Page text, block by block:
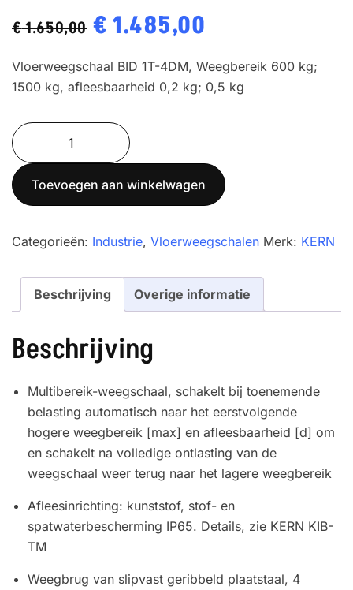
€1.650,00 Oorspronkelijke
prijs
was:
€ 1.650,00.
€1.485,00
prijs
is:
Vloerweegschaal BID 1T-4DM, Weegbereik 600 kg;
1500 kg, afleesbaarheid 0,2 kg; 0,5 kg
Vloerweegschaal
KERN
BID
1T-
aantal
Toevoegen aan winkelwagen
Categorieën: Industrie, Vloerweegschalen Merk: KERN
Beschrijving Overige informatie
Beschrijving
Multibereik-weegschaal, schakelt bij toenemende
belasting automatisch naar het eerstvolgende
hogere weegbereik [max] en afleesbaarheid [d] om
en schakelt na volledige ontlasting van de
weegschaal weer terug naar het lagere weegbereik
Afleesinrichting: kunststof, stof- en
spatwaterbescherming IP65. Details, zie KERN KIB-
TM
Weegbrug van slipvast geribbeld plaatstaal, 4